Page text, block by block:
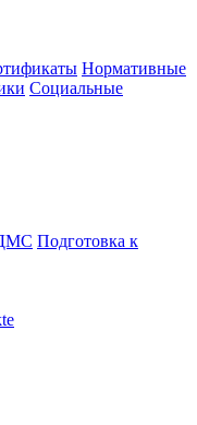
Нормативные
Социальные
Подготовка к